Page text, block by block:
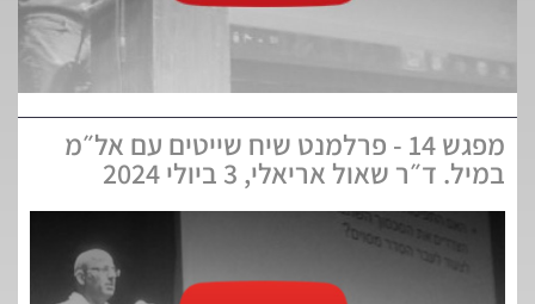
מפגש 14 - פרלמנט שיח שייטים עם אל״מ
במיל. ד״ר שאול אריאלי, 3 ביולי 2024